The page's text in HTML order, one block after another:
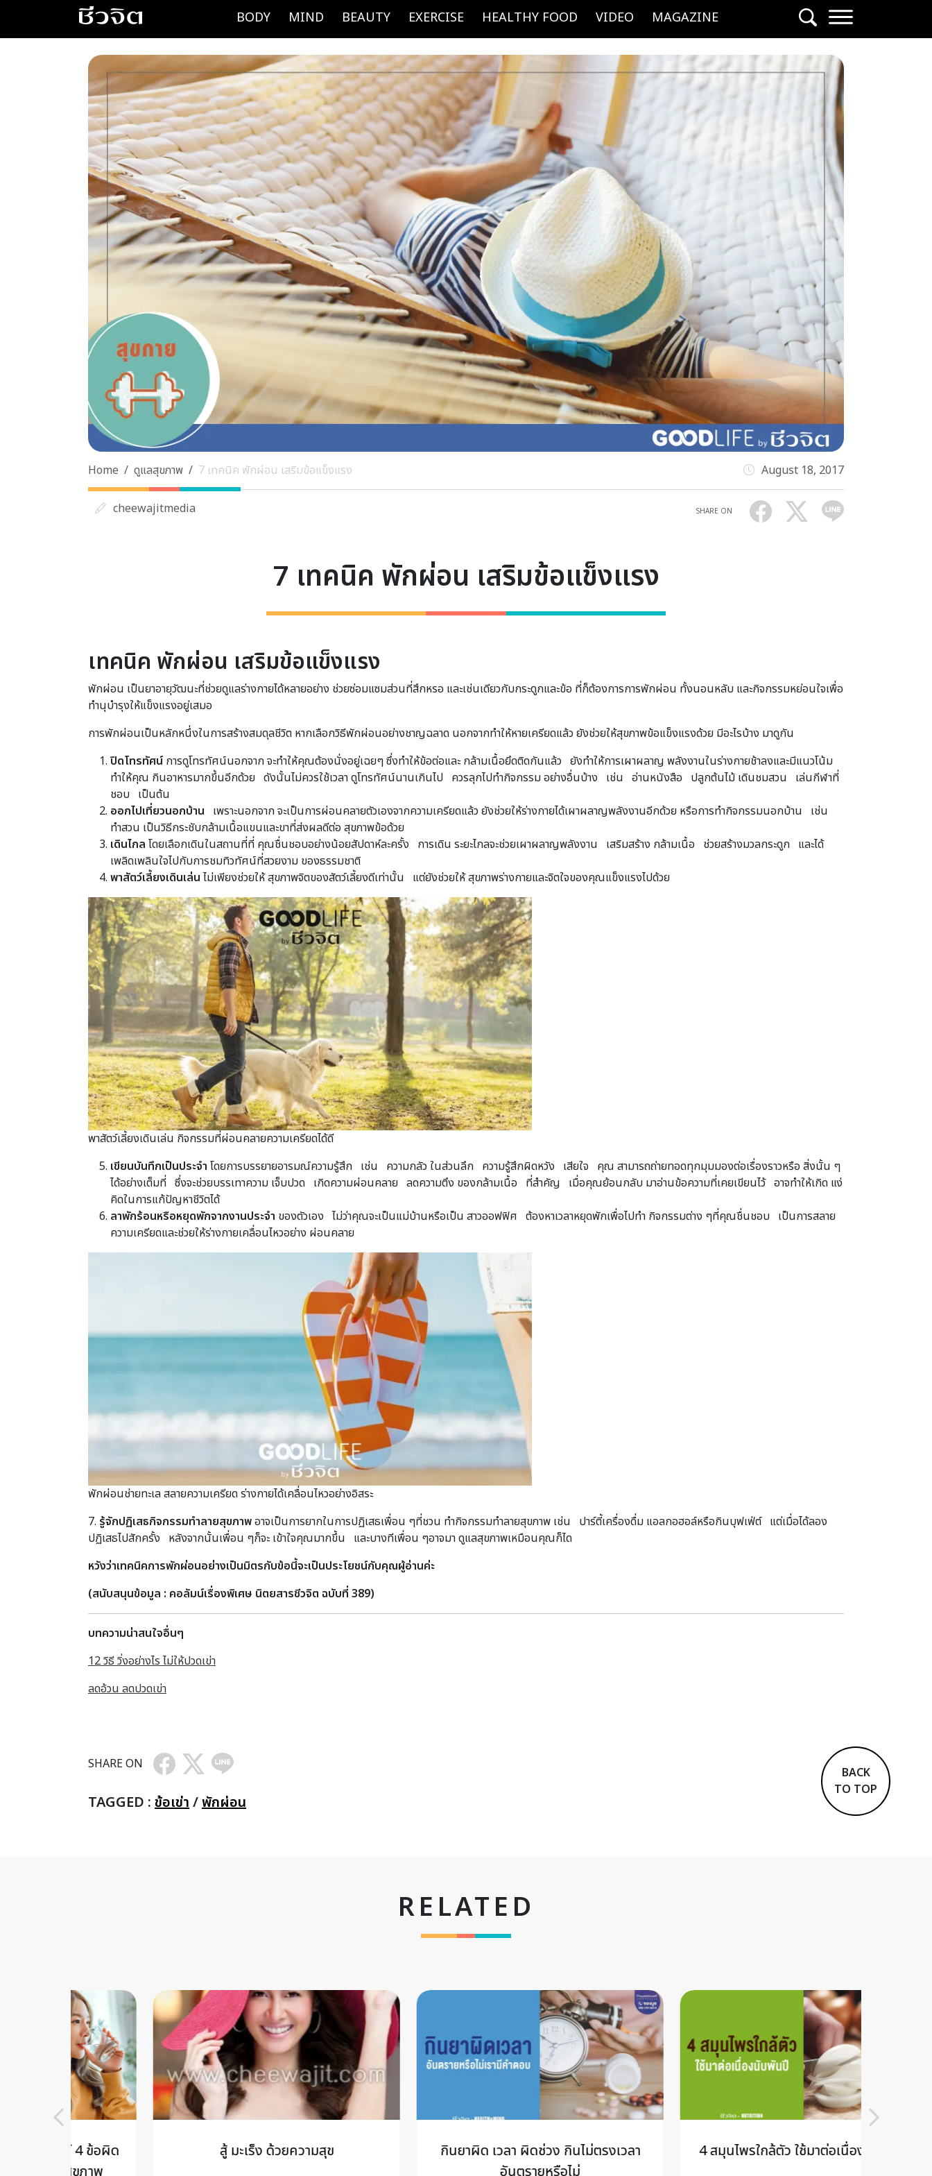
content
BODY MIND BEAUTY EXERCISE HEALTHY FOOD VIDEO MAGAZINE
Home ดูแลสุขภาพ 7 เทคนิค พักผ่อน เสริมข้อแข็งแรง August 18, 2017
cheewajitmedia SHARE ON
7 เทคนิค พักผ่อน เสริมข้อแข็งแรง
เทคนิค พักผ่อน เสริมข้อแข็งแรง
พักผ่อน เป็นยาอายุวัฒนะที่ช่วยดูแลร่างกายได้หลายอย่าง ช่วยซ่อมแซมส่วนที่สึกหรอ และเช่นเดียวกับกระดูกและข้อ ที่ก็ต้องการการพักผ่อน ทั้งนอนหลับ และกิจกรรมหย่อนใจเพื่อ
ทำนุบำรุงให้แข็งแรงอยู่เสมอ
การพักผ่อนเป็นหลักหนึ่งในการสร้างสมดุลชีวิต หากเลือกวิธีพักผ่อนอย่างชาญฉลาด นอกจากทำให้หายเครียดแล้ว ยังช่วยให้สุขภาพข้อแข็งแรงด้วย มีอะไรบ้าง มาดูกัน
ปิดโทรทัศน์ การดูโทรทัศน์นอกจาก จะทำให้คุณต้องนั่งอยู่เฉยๆ ซึ่งทำให้ข้อต่อและ กล้ามเนื้อยึดติดกันแล้ว ยังทำให้การเผาผลาญ พลังงานในร่างกายช้าลงและมีแนวโน้ม
ทำให้คุณ กินอาหารมากขึ้นอีกด้วย ดังนั้นไม่ควรใช้เวลา ดูโทรทัศน์นานเกินไป ควรลุกไปทำกิจกรรม อย่างอื่นบ้าง เช่น อ่านหนังสือ ปลูกต้นไม้ เดินชมสวน เล่นกีฬาที่
ชอบ เป็นต้น
ออกไปเที่ยวนอกบ้าน เพราะนอกจาก จะเป็นการผ่อนคลายตัวเองจากความเครียดแล้ว ยังช่วยให้ร่างกายได้เผาผลาญพลังงานอีกด้วย หรือการทำกิจกรรมนอกบ้าน เช่น
ทำสวน เป็นวิธีกระชับกล้ามเนื้อแขนและขาที่ส่งผลดีต่อ สุขภาพข้อด้วย
เดินไกล โดยเลือกเดินในสถานที่ที่ คุณชื่นชอบอย่างน้อยสัปดาห์ละครั้ง การเดิน ระยะไกลจะช่วยเผาผลาญพลังงาน เสริมสร้าง กล้ามเนื้อ ช่วยสร้างมวลกระดูก และได้
เพลิดเพลินใจไปกับการชมทิวทัศน์ที่สวยงาม ของธรรมชาติ
พาสัตว์เลี้ยงเดินเล่น ไม่เพียงช่วยให้ สุขภาพจิตของสัตว์เลี้ยงดีเท่านั้น แต่ยังช่วยให้ สุขภาพร่างกายและจิตใจของคุณแข็งแรงไปด้วย
พาสัตว์เลี้ยงเดินเล่น กิจกรรมที่ผ่อนคลายความเครียดได้ดี
เขียนบันทึกเป็นประจำ โดยการบรรยายอารมณ์ความรู้สึก เช่น ความกลัว ในส่วนลึก ความรู้สึกผิดหวัง เสียใจ คุณ สามารถถ่ายทอดทุกมุมมองต่อเรื่องราวหรือ สิ่งนั้น ๆ
ได้อย่างเต็มที่ ซึ่งจะช่วยบรรเทาความ เจ็บปวด เกิดความผ่อนคลาย ลดความตึง ของกล้ามเนื้อ ที่สำคัญ เมื่อคุณย้อนกลับ มาอ่านข้อความที่เคยเขียนไว้ อาจทำให้เกิด แง่
คิดในการแก้ปัญหาชีวิตได้
ลาพักร้อนหรือหยุดพักจากงานประจำ ของตัวเอง ไม่ว่าคุณจะเป็นแม่บ้านหรือเป็น สาวออฟฟิศ ต้องหาเวลาหยุดพักเพื่อไปทำ กิจกรรมต่าง ๆที่คุณชื่นชอบ เป็นการสลาย
ความเครียดและช่วยให้ร่างกายเคลื่อนไหวอย่าง ผ่อนคลาย
พักผ่อนช่ายทะเล สลายความเครียด ร่างกายได้เคลื่อนไหวอย่างอิสระ
7. รู้จักปฏิเสธกิจกรรมทำลายสุขภาพอาจเป็นการยากในการปฏิเสธเพื่อน ๆที่ชวน ทำกิจกรรมทำลายสุขภาพ เช่น ปาร์ตี้เครื่องดื่ม แอลกอฮอล์หรือกินบุฟเฟ่ต์ แต่เมื่อได้ลอง
ปฏิเสธไปสักครั้ง หลังจากนั้นเพื่อน ๆก็จะ เข้าใจคุณมากขึ้น และบางทีเพื่อน ๆอาจมา ดูแลสุขภาพเหมือนคุณก็ได
หวังว่าเทคนิคการพักผ่อนอย่างเป็นมิตรกับข้อนี้จะเป็นประโยชน์กับคุณผู้อ่านค่ะ
(สนับสนุนข้อมูล : คอลัมน์เรื่องพิเศษ นิตยสารชีวจิต ฉบับที่ 389)
บทความน่าสนใจอื่นๆ
12 วิธี วิ่งอย่างไร ไม่ให้ปวดเข่า
ลดอ้วน ลดปวดเข่า
SHARE ON
TAGGED : ข้อเข่า/พักผ่อน
BACK
TO TOP
RELATED
สู้ มะเร็ง ด้วยความสุข
กินยาผิด เวลา ผิดช่วง กินไม่ตรงเวลา
4 สมุนไพรใกล้ตัว ใช้มาต่อเนื่องนับพันปี